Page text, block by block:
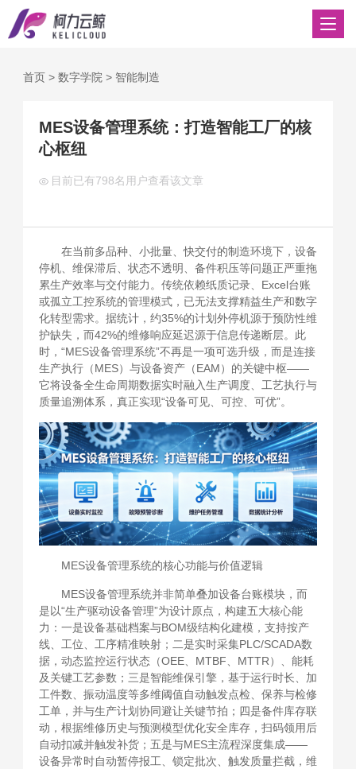
首页> 数字学院 > 智能制造
MES设备管理系统：打造智能工厂的核
心枢纽
目前已有798名用户查看该文章
在当前多品种、小批量、快交付的制造环境下，设备
停机、维保滞后、状态不透明、备件积压等问题正严重拖
累生产效率与交付能力。传统依赖纸质记录、Excel台账
或孤立工控系统的管理模式，已无法支撑精益生产和数字
化转型需求。据统计，约35%的计划外停机源于预防性维
护缺失，而42%的维修响应延迟源于信息传递断层。此
时，“MES设备管理系统”不再是一项可选升级，而是连接
生产执行（MES）与设备资产（EAM）的关键中枢——
它将设备全生命周期数据实时融入生产调度、工艺执行与
质量追溯体系，真正实现“设备可见、可控、可优”。
MES设备管理系统的核心功能与价值逻辑
MES设备管理系统并非简单叠加设备台账模块，而
是以“生产驱动设备管理”为设计原点，构建五大核心能
力：一是设备基础档案与BOM级结构化建模，支持按产
线、工位、工序精准映射；二是实时采集PLC/SCADA数
据，动态监控运行状态（OEE、MTBF、MTTR）、能耗
及关键工艺参数；三是智能维保引擎，基于运行时长、加
工件数、振动温度等多维阈值自动触发点检、保养与检修
工单，并与生产计划协同避让关键节拍；四是备件库存联
动，根据维修历史与预测模型优化安全库存，扫码领用后
自动扣减并触发补货；五是与MES主流程深度集成——
设备异常时自动暂停报工、锁定批次、触发质量拦截，维